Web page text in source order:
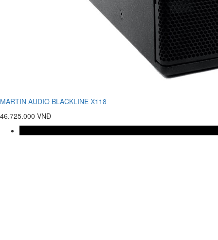
MARTIN AUDIO BLACKLINE X118
46.725.000 VNĐ